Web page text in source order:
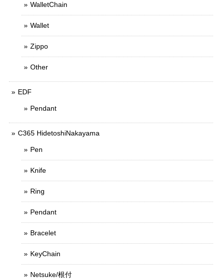
WalletChain
Wallet
Zippo
Other
EDF
Pendant
C365 HidetoshiNakayama
Pen
Knife
Ring
Pendant
Bracelet
KeyChain
Netsuke/根付